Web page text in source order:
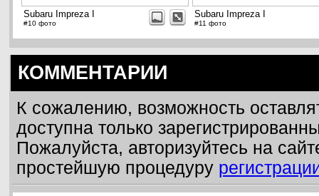
Subaru Impreza I
#10 фото
Subaru Impreza I
#11 фото
КОММЕНТАРИИ
К сожалению, возможность
доступна только
Пожалуйста, авторизуйтесь на
простейшую процедуру